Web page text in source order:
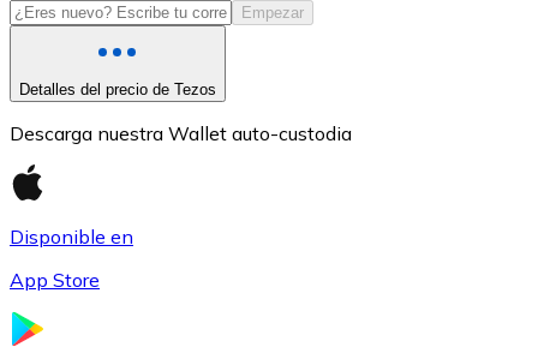
Litecoin
LTC
Empezar
Detalles del precio de Tezos
Descarga nuestra Wallet auto-custodia
Disponible en
App Store